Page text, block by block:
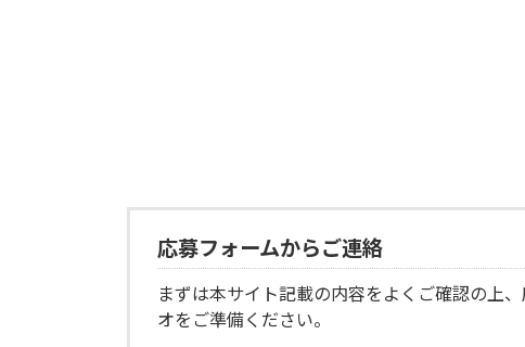
応募フォームからご連絡
まずは本サイト記載の内容をよくご確認の上
オをご準備ください。